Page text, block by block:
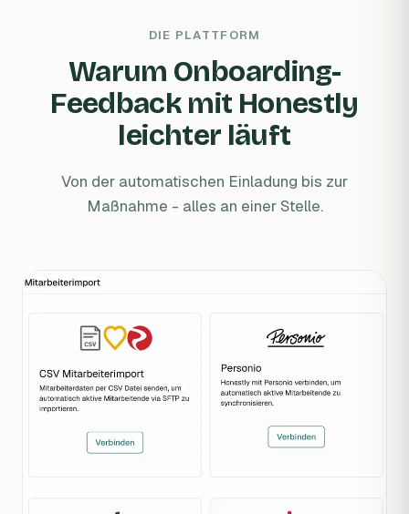
DIE PLATTFORM
Warum Onboarding-
Feedback mit Honestly
leichter läuft
Von der automatischen Einladung bis zur
Maßnahme - alles an einer Stelle.